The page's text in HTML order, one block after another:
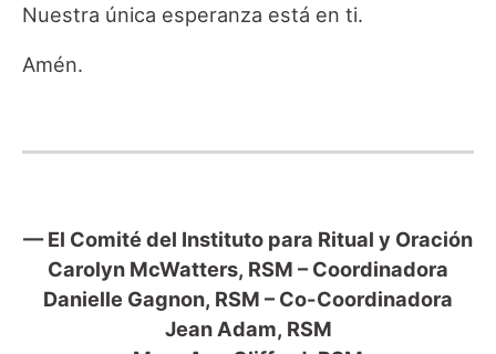
Nuestra única esperanza está en ti.
Amén.
— El Comité del Instituto para Ritual y Oración
Carolyn McWatters, RSM – Coordinadora
Danielle Gagnon, RSM – Co-Coordinadora
Jean Adam, RSM